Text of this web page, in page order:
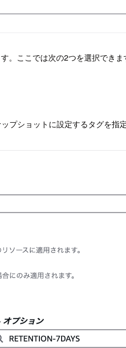
。ここでは次の2つを選択できま
プショットに設定するタグを指定